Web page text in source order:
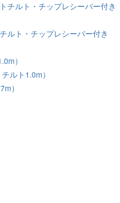
チルト・チップレシーバー付き
ルト・チップレシーバー付き
）
ルト1.0m）
）